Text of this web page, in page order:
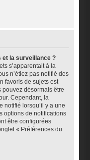
et la surveillance ?
s’apparentait à la
n’étiez pas notifié des
favoris de sujets est
pouvez désormais être
Cependant, la
notifié lorsqu’il y a une
options de notifications
être configurées
« Préférences du